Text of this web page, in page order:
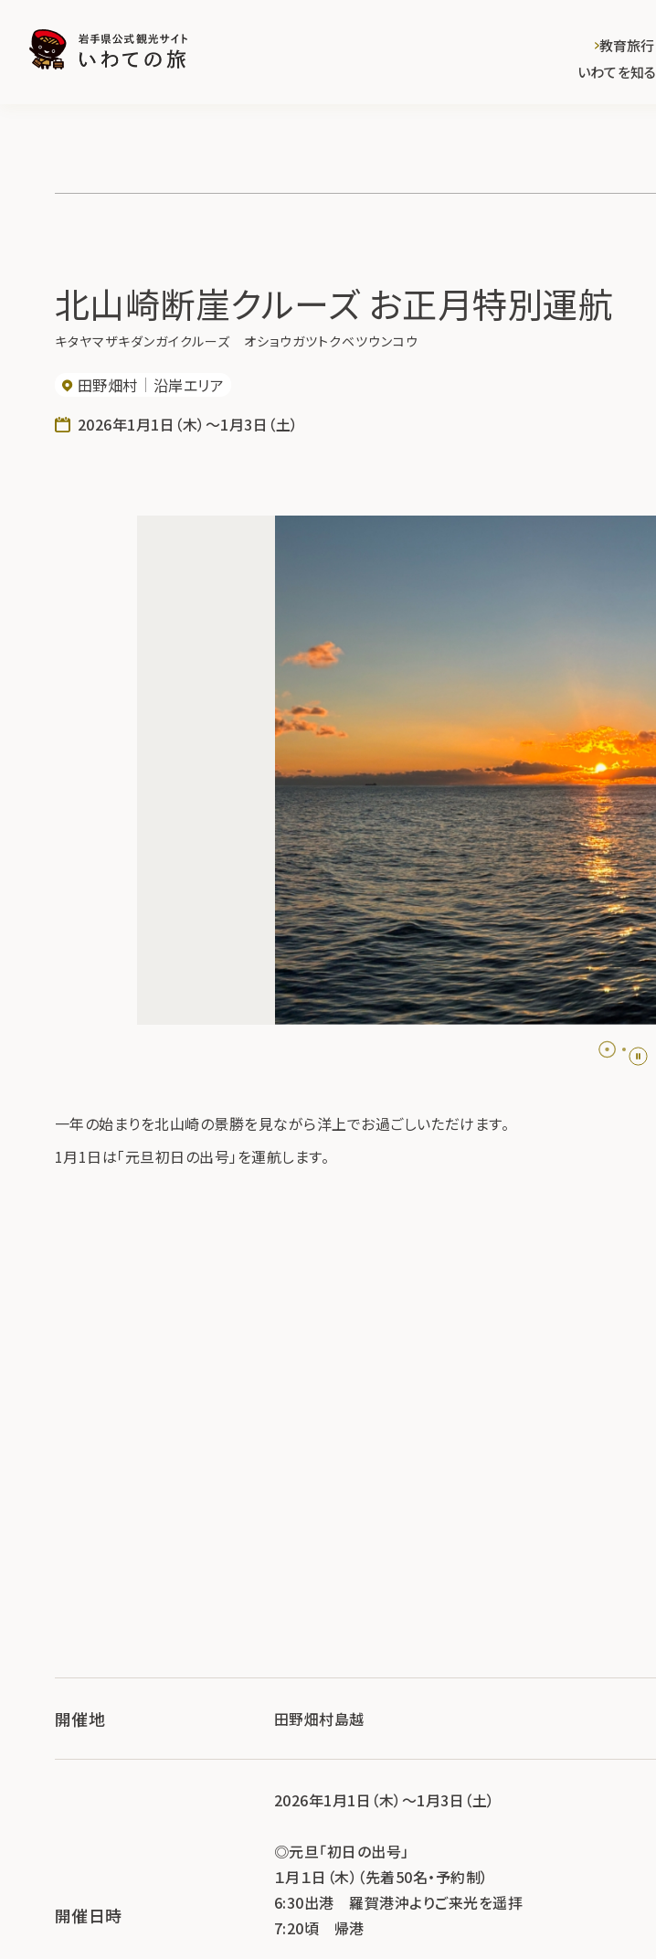
いわてを知る
教育旅行
北山崎断崖クルーズ お正月特別運航
キタヤマザキダンガイクルーズ オショウガツトクベツウンコウ
田野畑村
沿岸エリア
2026年1月1日（木）～1月3日（土）
一年の始まりを北山崎の景勝を見ながら洋上でお過ごしいただけます。
1月1日は「元旦初日の出号」を運航します。
開催地 田野畑村島越
開催日時
2026年1月1日（木）～1月3日（土）
◎元旦「初日の出号」
１月１日（木）（先着50名・予約制）
6:30出港 羅賀港沖よりご来光を遥拝
7:20頃 帰港